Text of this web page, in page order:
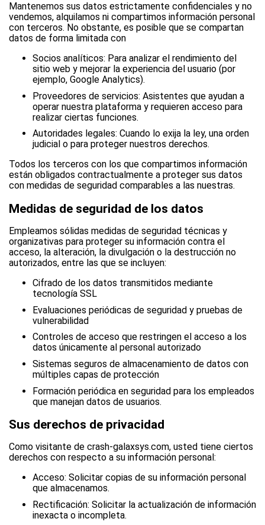
Mantenemos sus datos estrictamente confidenciales y no
vendemos, alquilamos ni compartimos información personal
con terceros. No obstante, es posible que se compartan
datos de forma limitada con
Socios analíticos: Para analizar el rendimiento del
sitio web y mejorar la experiencia del usuario (por
ejemplo, Google Analytics).
Proveedores de servicios: Asistentes que ayudan a
operar nuestra plataforma y requieren acceso para
realizar ciertas funciones.
Autoridades legales: Cuando lo exija la ley, una orden
judicial o para proteger nuestros derechos.
Todos los terceros con los que compartimos información
están obligados contractualmente a proteger sus datos
con medidas de seguridad comparables a las nuestras.
Medidas de seguridad de los datos
Empleamos sólidas medidas de seguridad técnicas y
organizativas para proteger su información contra el
acceso, la alteración, la divulgación o la destrucción no
autorizados, entre las que se incluyen:
Cifrado de los datos transmitidos mediante
tecnología SSL
Evaluaciones periódicas de seguridad y pruebas de
vulnerabilidad
Controles de acceso que restringen el acceso a los
datos únicamente al personal autorizado
Sistemas seguros de almacenamiento de datos con
múltiples capas de protección
Formación periódica en seguridad para los empleados
que manejan datos de usuarios.
Sus derechos de privacidad
Como visitante de crash-galaxsys.com, usted tiene ciertos
derechos con respecto a su información personal:
Acceso: Solicitar copias de su información personal
que almacenamos.
Rectificación: Solicitar la actualización de información
inexacta o incompleta.